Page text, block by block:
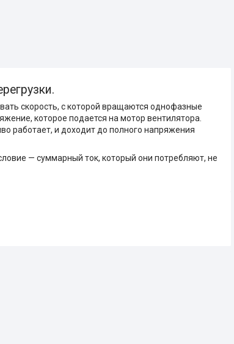
скорость, с которой вращаются однофазные
которое подается на мотор вентилятора.
работает, и доходит до полного напряжения
— суммарный ток, который они потребляют, не